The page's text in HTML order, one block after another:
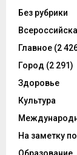
Без рубрики
Главное (2
Город (2 291)
Здоровье
Культура
На заметку
Образование